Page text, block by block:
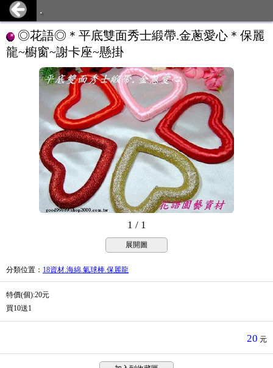
.
◎花語◎＊平底雙面秀士緞帶.金蔥愛心＊保麗
龍~櫥窗~謝卡座~懸掛
1 / 1
展開圖
分類位置 ： 18資材.海綿.氣球棒.保麗龍
特價(個):20元
買10送1
20 元